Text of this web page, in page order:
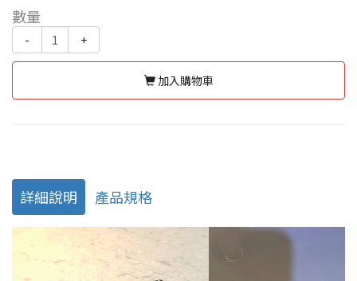
數量
- +
加入購物車
詳細說明 產品規格